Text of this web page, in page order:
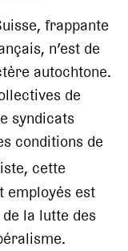
frappante
n’est de
autochtone.
de
syndicats
conditions de
cette
employés est
la lutte des